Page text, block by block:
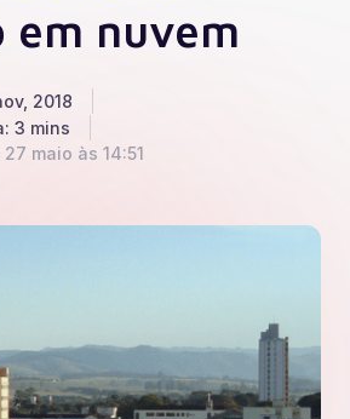
em nuvem
2018
3 mins
maio às 14:51